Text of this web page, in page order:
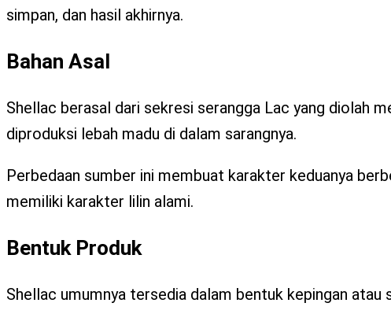
simpan, dan hasil akhirnya.
Bahan Asal
Shellac berasal dari sekresi serangga Lac yang diolah
diproduksi lebah madu di dalam sarangnya.
Perbedaan sumber ini membuat karakter keduanya
memiliki karakter lilin alami.
Bentuk Produk
Shellac umumnya tersedia dalam bentuk kepingan atau